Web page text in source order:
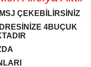
ÇEKEBİLİRSİNİZ
4BUÇUK